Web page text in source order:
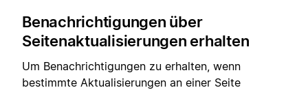
Benachrichtigungen über
Seitenaktualisierungen erhalten
Um Benachrichtigungen zu erhalten, wenn
bestimmte Aktualisierungen an einer Seite